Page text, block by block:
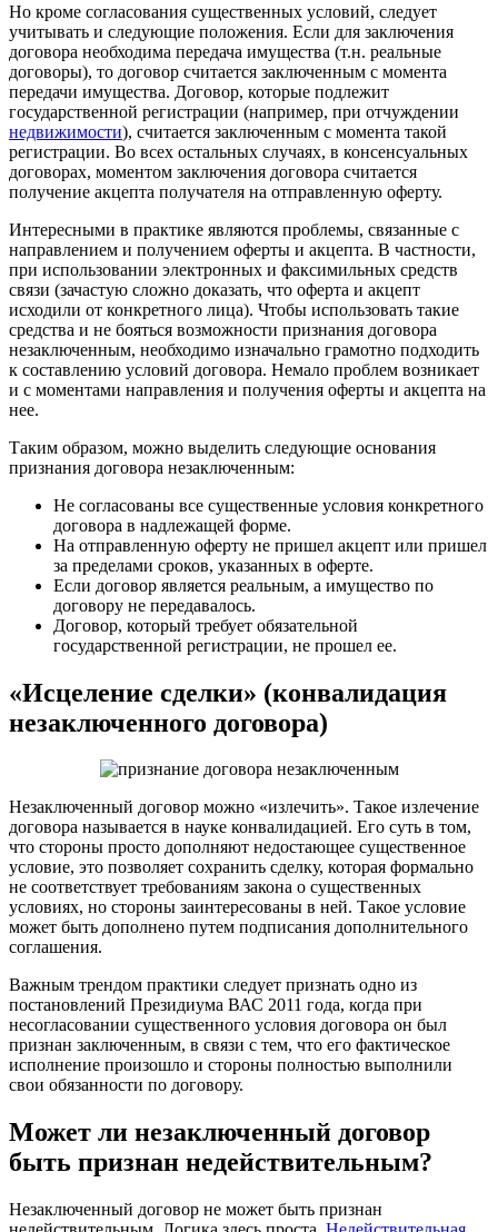
Но кроме согласования существенных условий, следует
учитывать и следующие положения. Если для заключения
договора необходима передача имущества (т.н. реальные
договоры), то договор считается заключенным с момента
передачи имущества. Договор, которые подлежит
государственной регистрации (например, при отчуждении
недвижимости), считается заключенным с момента такой
регистрации. Во всех остальных случаях, в консенсуальных
договорах, моментом заключения договора считается
получение акцепта получателя на отправленную оферту.
Интересными в практике являются проблемы, связанные с
направлением и получением оферты и акцепта. В частности,
при использовании электронных и факсимильных средств
связи (зачастую сложно доказать, что оферта и акцепт
исходили от конкретного лица). Чтобы использовать такие
средства и не бояться возможности признания договора
незаключенным, необходимо изначально грамотно подходить
к составлению условий договора. Немало проблем возникает
и с моментами направления и получения оферты и акцепта на
нее.
Таким образом, можно выделить следующие основания
признания договора незаключенным:
Не согласованы все существенные условия конкретного
договора в надлежащей форме.
На отправленную оферту не пришел акцепт или пришел
за пределами сроков, указанных в оферте.
Если договор является реальным, а имущество по
договору не передавалось.
Договор, который требует обязательной
государственной регистрации, не прошел ее.
«Исцеление сделки» (конвалидация
незаключенного договора)
Незаключенный договор можно «излечить». Такое излечение
договора называется в науке конвалидацией. Его суть в том,
что стороны просто дополняют недостающее существенное
условие, это позволяет сохранить сделку, которая формально
не соответствует требованиям закона о существенных
условиях, но стороны заинтересованы в ней. Такое условие
может быть дополнено путем подписания дополнительного
соглашения.
Важным трендом практики следует признать одно из
постановлений Президиума ВАС 2011 года, когда при
несогласовании существенного условия договора он был
признан заключенным, в связи с тем, что его фактическое
исполнение произошло и стороны полностью выполнили
свои обязанности по договору.
Может ли незаключенный договор
быть признан недействительным?
Незаключенный договор не может быть признан